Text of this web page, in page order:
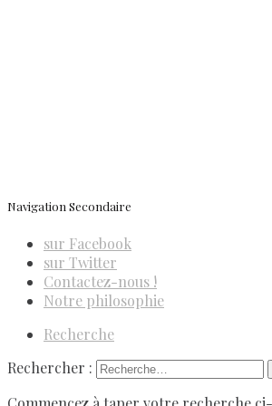
Navigation Secondaire
sur Facebook
sur Twitter
Contactez-nous !
Notre philosophie
Recherche
Rechercher :